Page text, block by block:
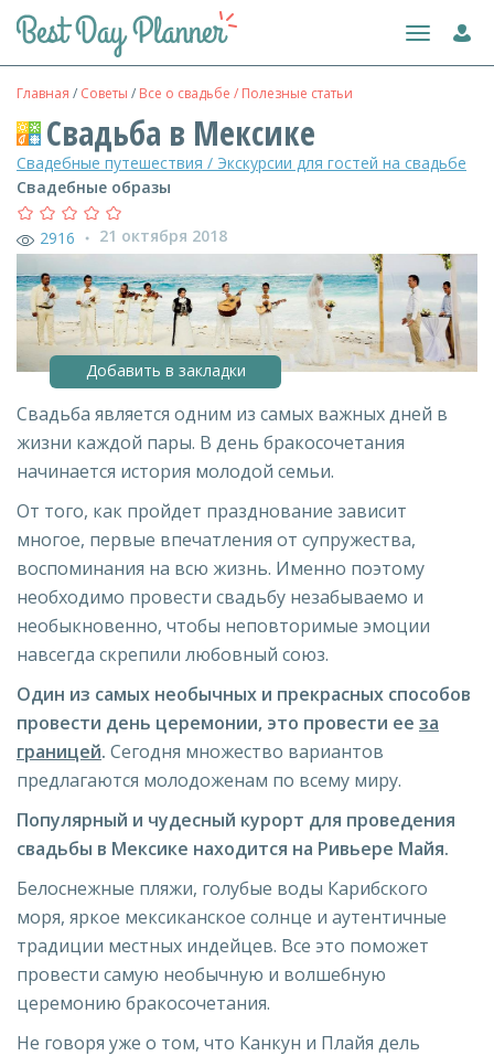
Toggle
Главная / Советы / Все о свадьбе / Полезные статьи
Свадьба в Мексике
Свадебные путешествия / Экскурсии для гостей на свадьбе
Свадебные образы
2916 ● 21 октября 2018
Добавить в закладки
Свадьба является одним из самых важных дней в
жизни каждой пары. В день бракосочетания
начинается история молодой семьи.
От того, как пройдет празднование зависит
многое, первые впечатления от супружества,
воспоминания на всю жизнь. Именно поэтому
необходимо провести свадьбу незабываемо и
необыкновенно, чтобы неповторимые эмоции
навсегда скрепили любовный союз.
Один из самых необычных и прекрасных способов
провести день церемонии, это провести ее за
границей. Сегодня множество вариантов
предлагаются молодоженам по всему миру.
Популярный и чудесный курорт для проведения
свадьбы в Мексике находится на Ривьере Майя.
Белоснежные пляжи, голубые воды Карибского
моря, яркое мексиканское солнце и аутентичные
традиции местных индейцев. Все это поможет
провести самую необычную и волшебную
церемонию бракосочетания.
Не говоря уже о том, что Канкун и Плайя дель